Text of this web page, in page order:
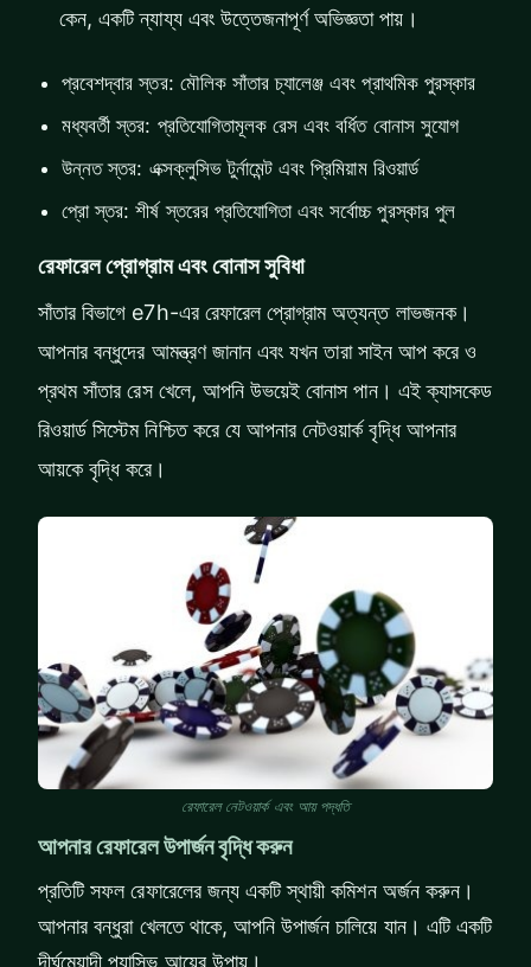
কেন, একটি ন্যায্য এবং উত্তেজনাপূর্ণ অভিজ্ঞতা পায়।
প্রবেশদ্বার স্তর: মৌলিক সাঁতার চ্যালেঞ্জ এবং প্রাথমিক পুরস্কার
মধ্যবর্তী স্তর: প্রতিযোগিতামূলক রেস এবং বর্ধিত বোনাস সুযোগ
উন্নত স্তর: এক্সক্লুসিভ টুর্নামেন্ট এবং প্রিমিয়াম রিওয়ার্ড
প্রো স্তর: শীর্ষ স্তরের প্রতিযোগিতা এবং সর্বোচ্চ পুরস্কার পুল
রেফারেল প্রোগ্রাম এবং বোনাস সুবিধা
সাঁতার বিভাগে e7h-এর রেফারেল প্রোগ্রাম অত্যন্ত লাভজনক।
আপনার বন্ধুদের আমন্ত্রণ জানান এবং যখন তারা সাইন আপ করে ও
প্রথম সাঁতার রেস খেলে, আপনি উভয়েই বোনাস পান। এই ক্যাসকেড
রিওয়ার্ড সিস্টেম নিশ্চিত করে যে আপনার নেটওয়ার্ক বৃদ্ধি আপনার
আয়কে বৃদ্ধি করে।
রেফারেল নেটওয়ার্ক এবং আয় পদ্ধতি
আপনার রেফারেল উপার্জন বৃদ্ধি করুন
প্রতিটি সফল রেফারেলের জন্য একটি স্থায়ী কমিশন অর্জন করুন।
আপনার বন্ধুরা খেলতে থাকে, আপনি উপার্জন চালিয়ে যান। এটি একটি